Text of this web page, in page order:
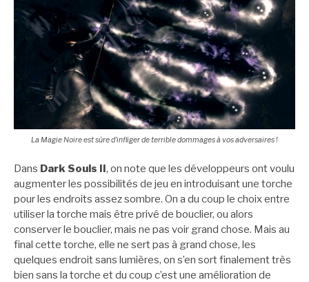
La Magie Noire est sûre d’infliger de terrible dommages à vos adversaires !
Dans Dark Souls II, on note que les développeurs ont voulu
augmenter les possibilités de jeu en introduisant une torche
pour les endroits assez sombre. On a du coup le choix entre
utiliser la torche mais être privé de bouclier, ou alors
conserver le bouclier, mais ne pas voir grand chose. Mais au
final cette torche, elle ne sert pas à grand chose, les
quelques endroit sans lumières, on s’en sort finalement très
bien sans la torche et du coup c’est une amélioration de